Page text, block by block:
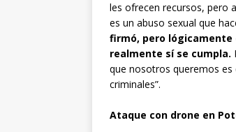
les ofrecen recursos, pero
es un abuso sexual que
firmó, pero lógicamente
realmente sí se cumpla.
que nosotros queremos es
criminales”.
Ataque con drone en